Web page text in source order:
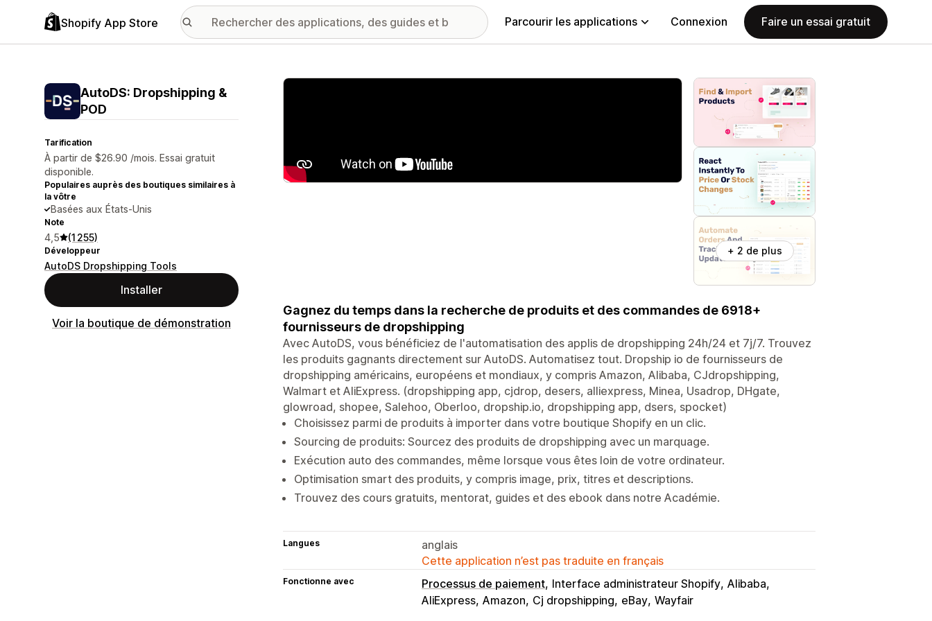
Shopify App Store Parcourir les applications Connexion Faire un essai gratuit
AutoDS: Dropshipping &
POD
Tarification
À partir de $26.90 /mois. Essai gratuit
disponible.
Populaires auprès des boutiques similaires à
la vôtre
Basées aux États-Unis
Note
4,5 (1 255)
Développeur
AutoDS Dropshipping Tools
Installer
Voir la boutique de démonstration
Galerie d’images vedette
+ 2 de plus
Gagnez du temps dans la recherche de produits et des commandes de 6918+
fournisseurs de dropshipping
Avec AutoDS, vous bénéficiez de l'automatisation des applis de dropshipping 24h/24 et 7j/7. Trouvez
les produits gagnants directement sur AutoDS. Automatisez tout. Dropship io de fournisseurs de
dropshipping américains, européens et mondiaux, y compris Amazon, Alibaba, CJdropshipping,
Walmart et AliExpress. (dropshipping app, cjdrop, desers, alliexpress, Minea, Usadrop, DHgate,
glowroad, shopee, Salehoo, Oberloo, dropship.io, dropshipping app, dsers, spocket)
Choisissez parmi de produits à importer dans votre boutique Shopify en un clic.
Sourcing de produits: Sourcez des produits de dropshipping avec un marquage.
Exécution auto des commandes, même lorsque vous êtes loin de votre ordinateur.
Optimisation smart des produits, y compris image, prix, titres et descriptions.
Trouvez des cours gratuits, mentorat, guides et des ebook dans notre Académie.
Langues
anglais
Cette application n’est pas traduite en français
Fonctionne avec Processus de paiement Interface administrateur Shopify Alibaba
AliExpress Amazon Cj dropshipping eBay Wayfair